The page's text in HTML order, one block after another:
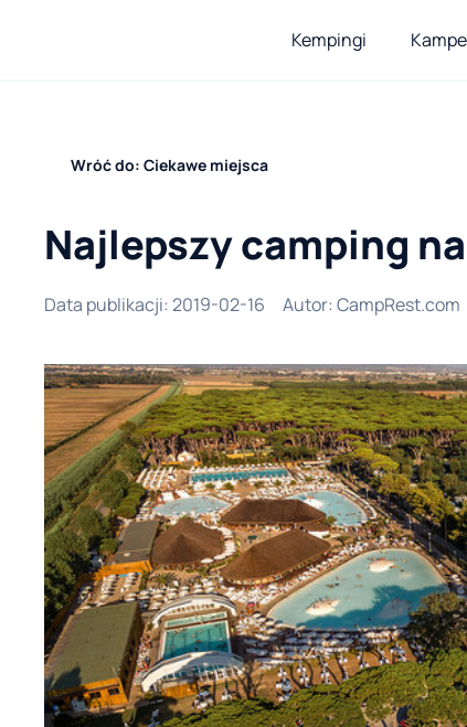
Kempingi
Wróć do: Ciekawe miejsca
Najlepszy camping
Data publikacji: 2019-02-16 Autor: CampRest.com